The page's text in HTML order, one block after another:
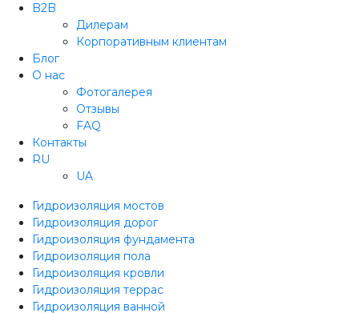
B2B
Дилерам
Корпоративным клиентам
Блог
О нас
Фотогалерея
Отзывы
FAQ
Контакты
RU
UA
Гидроизоляция мостов
Гидроизоляция дорог
Гидроизоляция фундамента
Гидроизоляция пола
Гидроизоляция кровли
Гидроизоляция террас
Гидроизоляция ванной